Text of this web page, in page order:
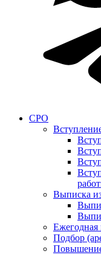
СРО
Выписка
Ежегодная
Подбор